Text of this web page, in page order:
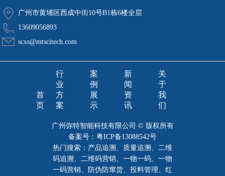
广州市黄埔区西成中街10号B1栋6楼全层
13609056893
scxs@mtscitech.com
首
页
行
业
方
案
案
例
展
示
新
闻
资
讯
关
于
我
们
广州弥特智能科技有限公司 © 版权所有
备案号： 粤ICP备13088542号
热门搜索：产品追溯、质量追溯、二维
码追溯、二维码营销、一物一码、一物
一码营销、防伪防窜货、投料管理、红